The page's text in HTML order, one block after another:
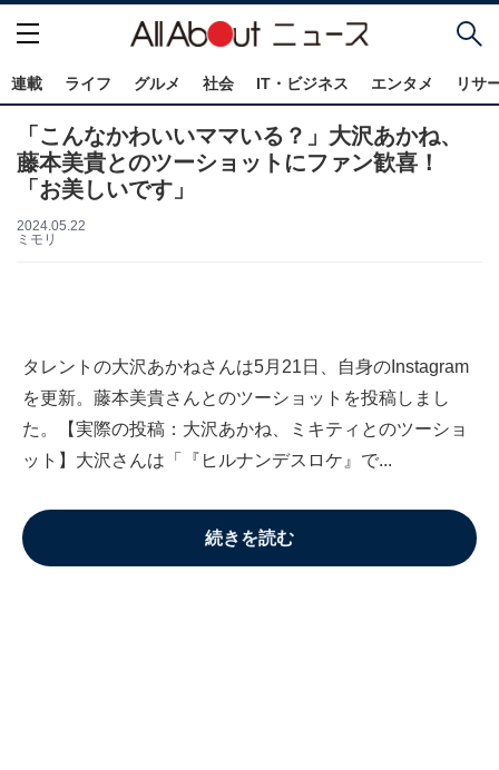
連載 ライフ グルメ 社会 IT・ビジネス エンタメ リサ
「こんなかわいいママいる？」大沢あかね、
藤本美貴とのツーショットにファン歓喜！
「お美しいです」
2024.05.22
ミモリ
タレントの大沢あかねさんは5月21日、自身のInstagram
を更新。藤本美貴さんとのツーショットを投稿しまし
た。【実際の投稿：大沢あかね、ミキティとのツーショ
ット】大沢さんは「『ヒルナンデスロケ』で...
続きを読む